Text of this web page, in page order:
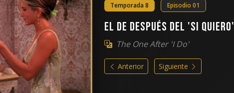
Temporada 8 Episodio 01
El de después del 'Si quiero'
The One After 'I Do'
Anterior Siguiente